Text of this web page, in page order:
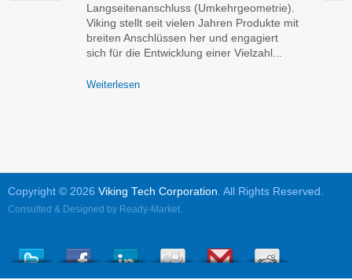
Langseitenanschluss (Umkehrgeometrie).
Viking stellt seit vielen Jahren Produkte mit
breiten Anschlüssen her und engagiert
sich für die Entwicklung einer Vielzahl...
Weiterlesen
Copyright © 2026 Viking Tech Corporation . All Rights Reserved.
Consulted & Designed by Ready-Market